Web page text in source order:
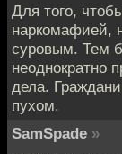
Для того,
наркомафией,
суровым. Тем
неоднократно
дела.
пухом.
SamSpade »